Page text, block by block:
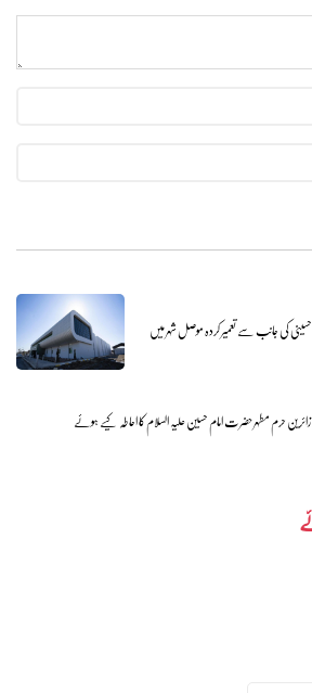
کی جانب سے تعمیر کردہ موصل شہر میں
حرم مطہر حضرت امام حسین علیہ السلام کا احاطہ کیے ہوئے